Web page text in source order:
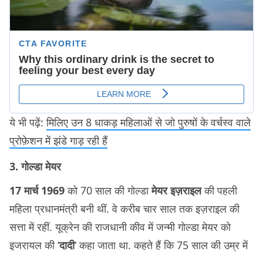
ये भी पढ़ें:मिलिए उन 8 धाकड़ महिलाओं से जो पुरुषों के वर्चस्व वाले
प्रोफ़ेशन में झंडे गाड़ रही हैं
3. गोल्डा मेयर
17 मार्च 1969को 70 साल की गोल्डामेयर इज़राइलकी पहली
महिला प्रधानमंत्री बनी थीं. वे करीब चार साल तक इज़राइल की
सत्ता में रहीं. यूक्रेन की राजधानी कीव में जन्मी गोल्डा मेयर को
इजरायल की ‘दादी‘ कहा जाता था. कहते हैं कि 75 साल की उम्र में